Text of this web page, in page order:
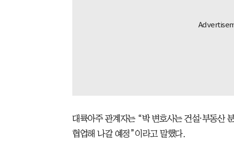
대륙아주 관계자는 “박 변호사는 건설⋅부동산
협업해 나갈 예정”이라고 말했다.